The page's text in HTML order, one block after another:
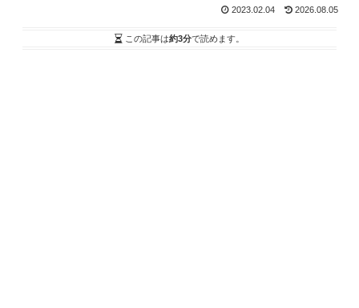
2023.02.04 2026.08.05
この記事は約3分で読めます。